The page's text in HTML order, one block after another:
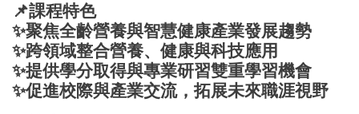
📌課程特色
✨聚焦全齡營養與智慧健康產業發展趨勢
✨跨領域整合營養、健康與科技應用
✨提供學分取得與專業研習雙重學習機會
✨促進校際與產業交流，拓展未來職涯視野